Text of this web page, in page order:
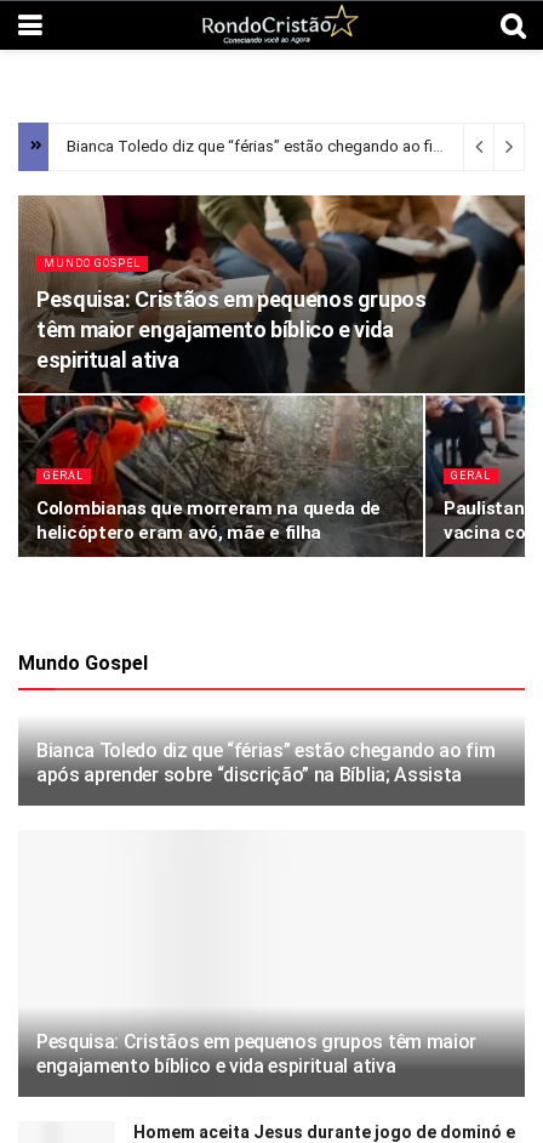
Bianca Toledo diz que “férias” estão chegando ao fim após aprender sobre “discrição” na Bíblia; Assista
MUNDO GOSPEL
Pesquisa: Cristãos em pequenos grupos
têm maior engajamento bíblico e vida
espiritual ativa
GERAL
Colombianas que morreram na queda de
helicóptero eram avó, mãe e filha
GERAL
vacina
Mundo Gospel
Bianca Toledo diz que “férias” estão chegando ao fim
após aprender sobre “discrição” na Bíblia; Assista
Pesquisa: Cristãos em pequenos grupos têm maior
engajamento bíblico e vida espiritual ativa
Homem aceita Jesus durante jogo de dominó e